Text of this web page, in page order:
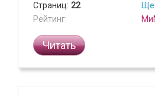
Страниц: 22
Рейтинг:
Читать